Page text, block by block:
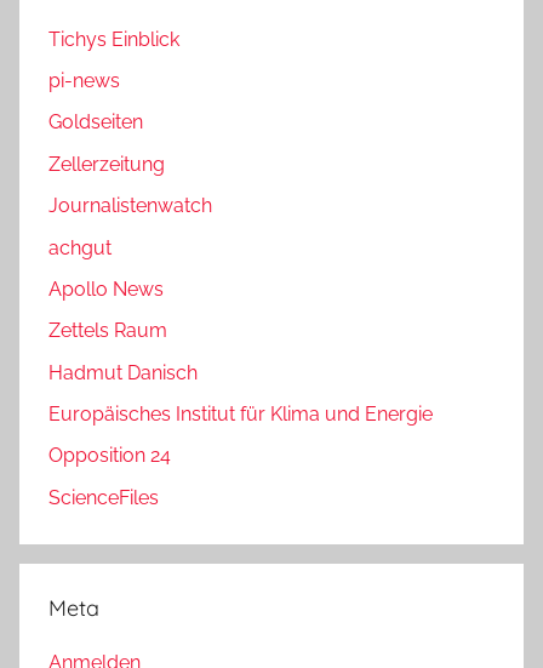
Tichys Einblick
pi-news
Goldseiten
Zellerzeitung
Journalistenwatch
achgut
Apollo News
Zettels Raum
Hadmut Danisch
Europäisches Institut für Klima und Energie
Opposition 24
ScienceFiles
Meta
Anmelden